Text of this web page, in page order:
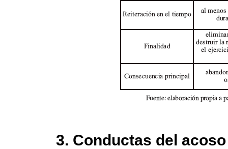
3. Conductas del